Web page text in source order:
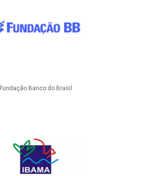
Fundação Banco do Brasil